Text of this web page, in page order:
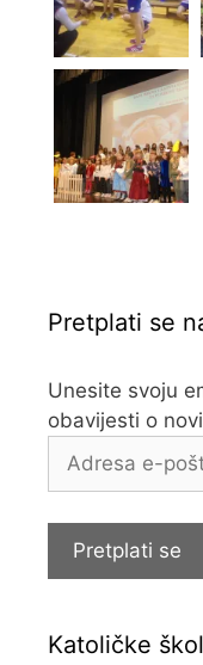
Pretplati se
Unesite svoju
obavijesti o
Adresa
Pretplati se
Katoličke